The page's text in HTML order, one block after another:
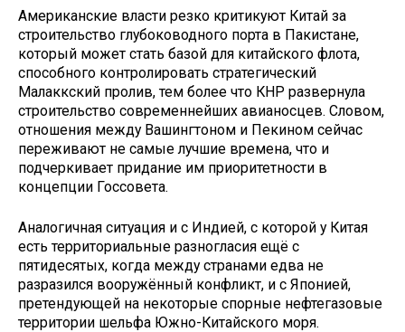
Американские власти резко критикуют Китай за
строительство глубоководного порта в Пакистане,
который может стать базой для китайского флота,
способного контролировать стратегический
Малаккский пролив, тем более что КНР развернула
строительство современнейших авианосцев. Словом,
отношения между Вашингтоном и Пекином сейчас
переживают не самые лучшие времена, что и
подчеркивает придание им приоритетности в
концепции Госсовета.
Аналогичная ситуация и с Индией, с которой у Китая
есть территориальные разногласия ещё с
пятидесятых, когда между странами едва не
разразился вооружённый конфликт, и с Японией,
претендующей на некоторые спорные нефтегазовые
территории шельфа Южно-Китайского моря.